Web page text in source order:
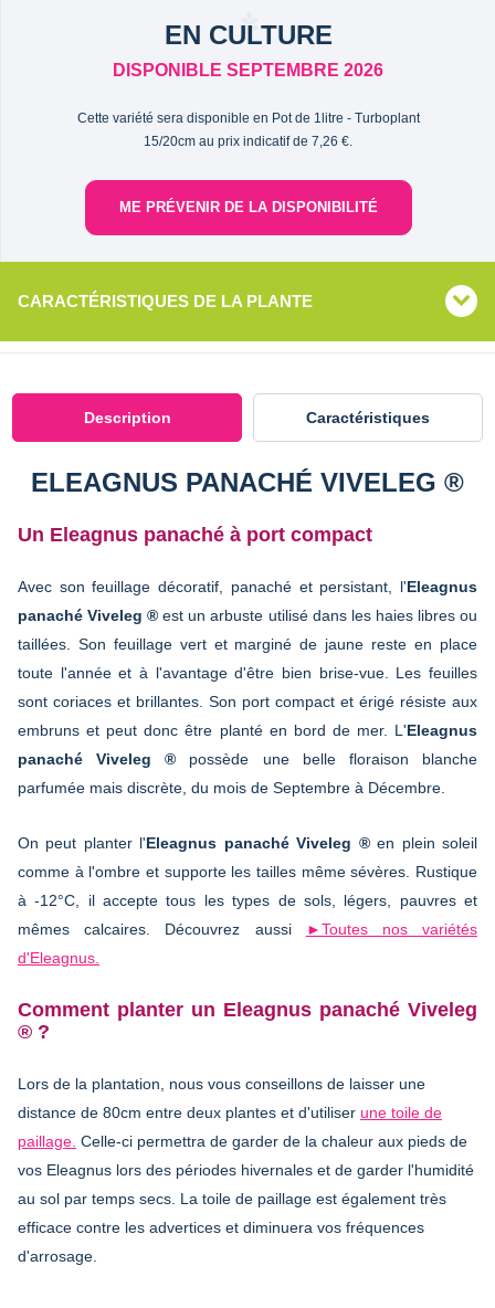
EN CULTURE
DISPONIBLE SEPTEMBRE 2026
Cette variété sera disponible en Pot de 1litre - Turboplant
15/20cm au prix indicatif de 7,26 €.
ME PRÉVENIR DE LA DISPONIBILITÉ
CARACTÉRISTIQUES DE LA PLANTE
Description Caractéristiques
ELEAGNUS PANACHÉ VIVELEG ®
Un Eleagnus panaché à port compact
Avec son feuillage décoratif, panaché et persistant, l'Eleagnus
panaché Viveleg ® est un arbuste utilisé dans les haies libres ou
taillées. Son feuillage vert et marginé de jaune reste en place
toute l'année et à l'avantage d'être bien brise-vue. Les feuilles
sont coriaces et brillantes. Son port compact et érigé résiste aux
embruns et peut donc être planté en bord de mer. L'Eleagnus
panaché Viveleg ® possède une belle floraison blanche
parfumée mais discrète, du mois de Septembre à Décembre.
On peut planter l'Eleagnus panaché Viveleg ®en plein soleil
comme à l'ombre et supporte les tailles même sévères. Rustique
à -12°C, il accepte tous les types de sols, légers, pauvres et
mêmes calcaires. Découvrez aussi
►Toutes nos variétés
d'Eleagnus.
Comment planter un Eleagnus panaché Viveleg
® ?
Lors de la plantation, nous vous conseillons de laisser une
distance de 80cm entre deux plantes et d'utiliser une toile de
paillage. Celle-ci permettra de garder de la chaleur aux pieds de
vos Eleagnus lors des périodes hivernales et de garder l'humidité
au sol par temps secs. La toile de paillage est également très
efficace contre les advertices et diminuera vos fréquences
d'arrosage.